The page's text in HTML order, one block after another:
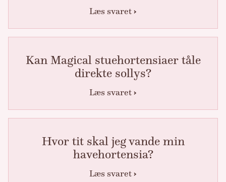
Læs svaret
Kan Magical stuehortensiaer tåle
direkte sollys?
Læs svaret
Hvor tit skal jeg vande min
havehortensia?
Læs svaret